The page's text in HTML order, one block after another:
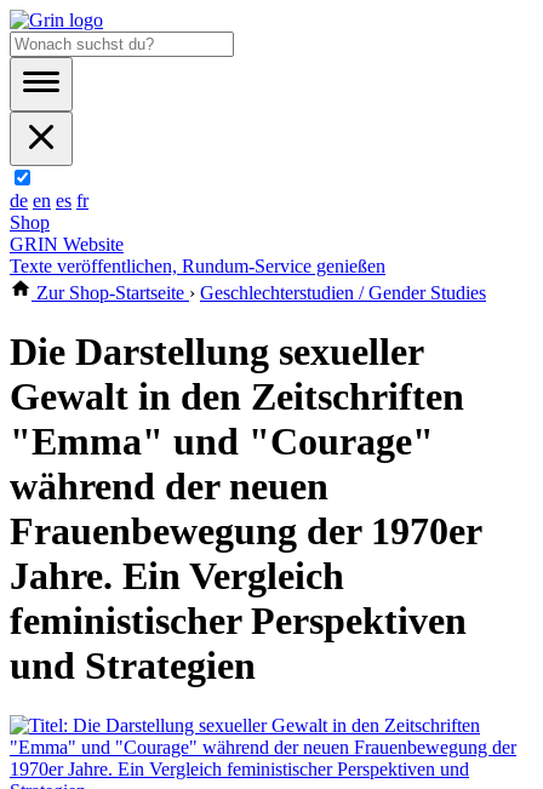
de en es fr
Shop
GRIN Website
Texte veröffentlichen, Rundum-Service genießen
Zur Shop-Startseite › Geschlechterstudien / Gender Studies
Die Darstellung sexueller
Gewalt in den Zeitschriften
"Emma" und "Courage"
während der neuen
Frauenbewegung der 1970er
Jahre. Ein Vergleich
feministischer Perspektiven
und Strategien